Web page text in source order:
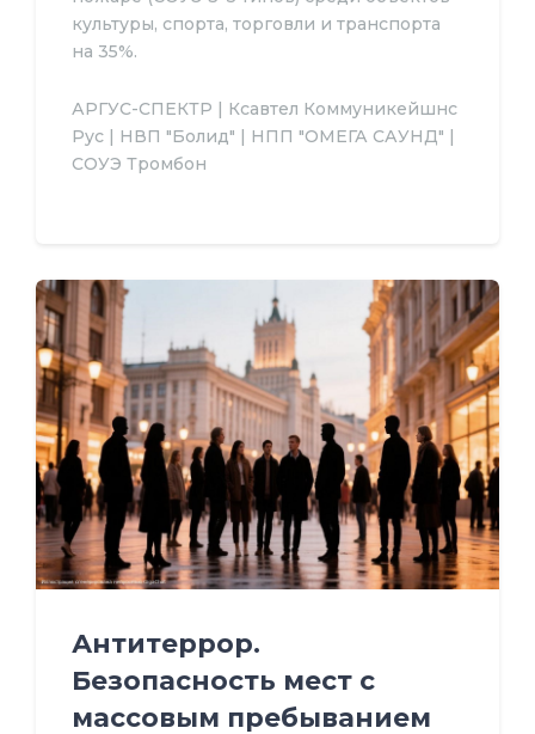
культуры, спорта, торговли и транспорта
на 35%.
АРГУС-СПЕКТР | Ксавтел Коммуникейшнс
Рус | НВП "Болид" | НПП "ОМЕГА САУНД" |
СОУЭ Тромбон
Антитеррор.
Безопасность мест с
массовым пребыванием